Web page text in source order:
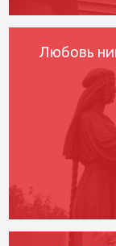
Любовь